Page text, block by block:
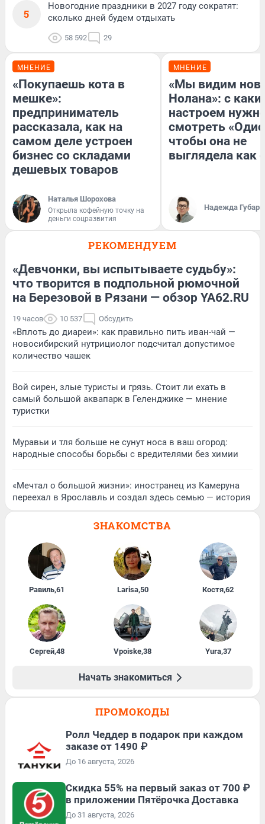
5
Новогодние праздники в 2027 году сократят:
сколько дней будем отдыхать
58 592 29
МНЕНИЕ
«Покупаешь кота в
мешке»:
предприниматель
рассказала, как на
самом деле устроен
бизнес со складами
дешевых товаров
Наталья Шорохова
Открыла кофейную точку на
деньги соцразвития
МНЕНИЕ
«Мы видим
Нолана»: с
настроем
смотреть
чтобы она не
выглядела как
Надежда Губарь
РЕКОМЕНДУЕМ
«Девчонки, вы испытываете судьбу»:
что творится в подпольной рюмочной
на Березовой в Рязани — обзор YA62.RU
19 часов 10 537 Обсудить
«Вплоть до диареи»: как правильно пить иван-чай —
новосибирский нутрициолог подсчитал допустимое
количество чашек
Вой сирен, злые туристы и грязь. Стоит ли ехать в
самый большой аквапарк в Геленджике — мнение
туристки
Муравьи и тля больше не сунут носа в ваш огород:
народные способы борьбы с вредителями без химии
«Мечтал о большой жизни»: иностранец из Камеруна
переехал в Ярославль и создал здесь семью — история
ЗНАКОМСТВА
Равиль,61 Larisa,50 Костя,62
Сергей,48 Vpoiske,38 Yura,37
Начать знакомиться
ПРОМОКОДЫ
Ролл Чеддер в подарок при каждом
заказе от 1490 ₽
До 16 августа, 2026
Скидка 55% на первый заказ от 700 ₽
в приложении Пятёрочка Доставка
До 31 августа, 2026